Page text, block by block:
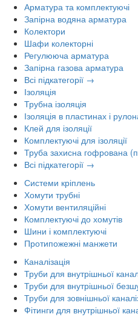
Арматура та комплектуючі
Запірна водяна арматура
Колектори
Шафи колекторні
Регулююча арматура
Запірна газова арматура
Всі підкатегорії →
Ізоляція
Трубна ізоляція
Ізоляція в пластинах і
Клей для ізоляції
Комплектуючі для ізоляції
Труба захисна гофрована
Всі підкатегорії →
Системи кріплень
Хомути трубні
Хомути вентиляційні
Комплектуючі до хомутів
Шини і комплектуючі
Протипожежні манжети
Каналізація
Труби для внутрішньої
Труби для внутрішньої
Труби для зовнішньої
Фітинги для внутрішньої